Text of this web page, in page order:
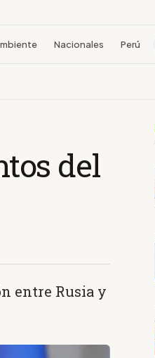
Nacionales Perú
del
entre Rusia y